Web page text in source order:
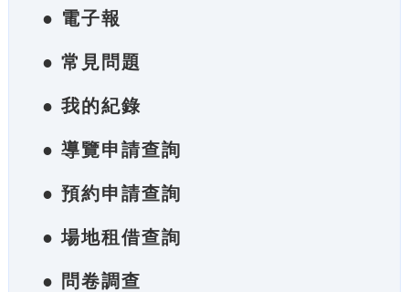
● 電子報
● 常見問題
● 我的紀錄
● 導覽申請查詢
● 預約申請查詢
● 場地租借查詢
● 問卷調查